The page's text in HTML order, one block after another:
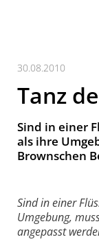
30.08.2010
Tanz
Sind in einer
als ihre
Brownschen
Sind in einer
Umgebung,
angepasst